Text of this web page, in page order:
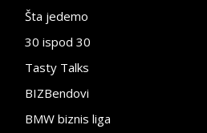
Šta jedemo
30 ispod 30
Tasty Talks
BIZBendovi
BMW biznis liga